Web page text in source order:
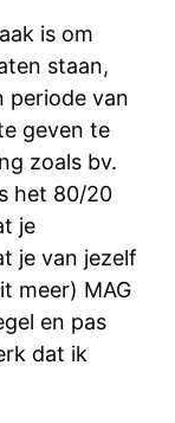
is om
staan,
periode van
geven te
zoals bv.
het 80/20
je
je van jezelf
meer) MAG
en pas
dat ik